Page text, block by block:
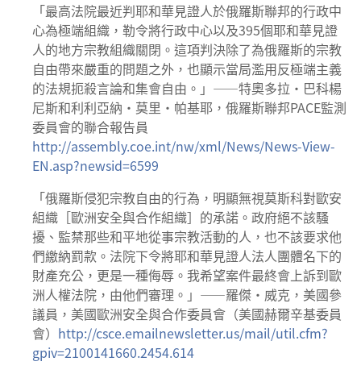
「最高法院最近判耶和華見證人於俄羅斯聯邦的行政中
心為極端組織，勒令將行政中心以及395個耶和華見證
人的地方宗教組織關閉。這項判決除了為俄羅斯的宗教
自由帶來嚴重的問題之外，也顯示當局濫用反極端主義
的法規扼殺言論和集會自由。」——特奧多拉·巴科楊
尼斯和利利亞納·莫里·帕基耶，俄羅斯聯邦PACE監測
委員會的聯合報告員
http://assembly.coe.int/nw/xml/News/News-View-
EN.asp?newsid=6599
「俄羅斯侵犯宗教自由的行為，明顯無視莫斯科對歐安
組織［歐洲安全與合作組織］的承諾。政府絕不該騷
擾、監禁那些和平地從事宗教活動的人，也不該要求他
們繳納罰款。法院下令將耶和華見證人法人團體名下的
財產充公，更是一種侮辱。我希望案件最終會上訴到歐
洲人權法院，由他們審理。」——羅傑·威克，美國參
議員，美國歐洲安全與合作委員會（美國赫爾辛基委員
會） http://csce.emailnewsletter.us/mail/util.cfm?
gpiv=2100141660.2454.614